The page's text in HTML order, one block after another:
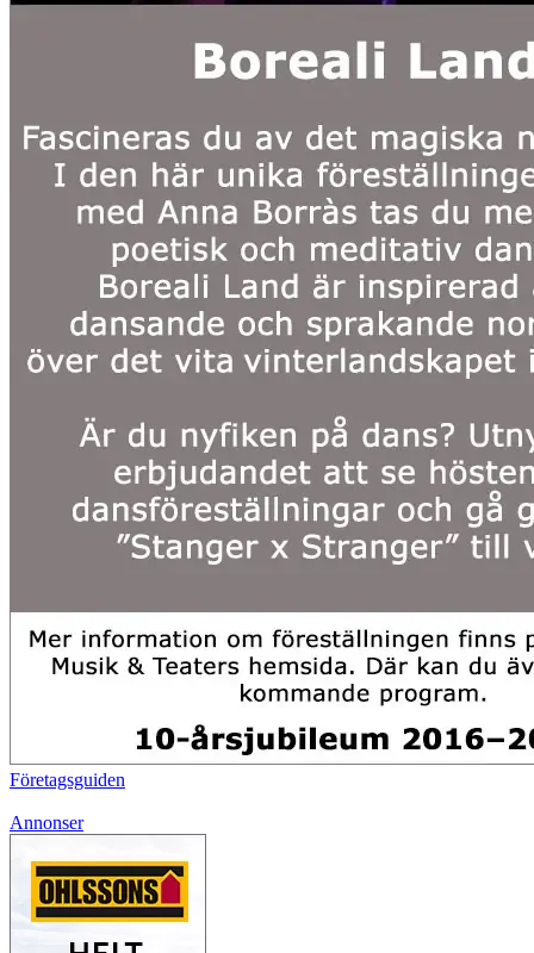
Företagsguiden
Annonser